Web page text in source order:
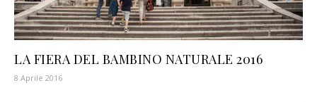
LA FIERA DEL BAMBINO NATURALE 2016
8 Aprile 2016